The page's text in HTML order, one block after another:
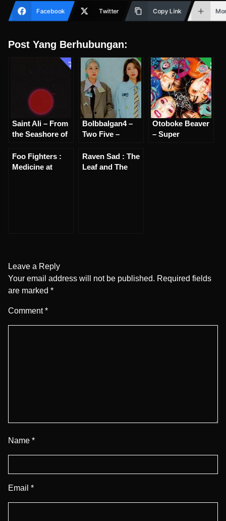
Facebook Twitter Copy Link
Post Yang Berhubungan:
Saint Ali – From
the Seashore of
Firmament of
Debata – Review
Bolbbalgan4 –
Two Five –
Otoboke Beaver
– Super
Foo Fighters :
Medicine at
Raven Sad : The
Leaf and The
Leave a Reply
Your email address will not be published. Required fields
are marked *
Comment*
Name *
Email *